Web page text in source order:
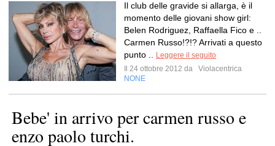
Il club delle gravide si allarga, è il
momento delle giovani show girl:
Belen Rodriguez, Raffaella Fico e ..
Carmen Russo!?!? Arrivati a questo
punto ..
Leggere il seguito
Il 24 ottobre 2012 da
Violacentrica
NONE
Bebe' in arrivo per carmen russo e
enzo paolo turchi.